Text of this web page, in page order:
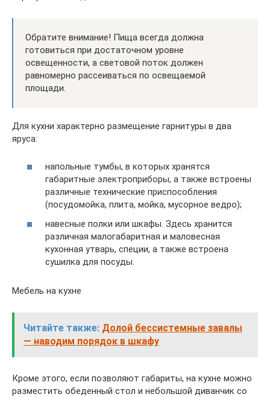
Обратите внимание! Пища всегда должна
готовиться при достаточном уровне
освещенности, а световой поток должен
равномерно рассеиваться по освещаемой
площади.
Для кухни характерно размещение гарнитуры в два
яруса:
напольные тумбы, в которых хранятся
габаритные электроприборы, а также встроены
различные технические приспособления
(посудомойка, плита, мойка, мусорное ведро);
навесные полки или шкафы. Здесь хранится
различная малогабаритная и маловесная
кухонная утварь, специи, а также встроена
сушилка для посуды.
Мебель на кухне
Читайте также: Долой бессистемные завалы
— наводим порядок в шкафу
Кроме этого, если позволяют габариты, на кухне можно
разместить обеденный стол и небольшой диванчик со